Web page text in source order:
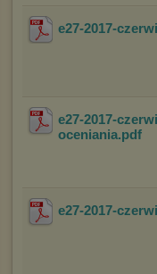
e27-2017-
e27-2017-
oceniania.pdf
e27-2017-